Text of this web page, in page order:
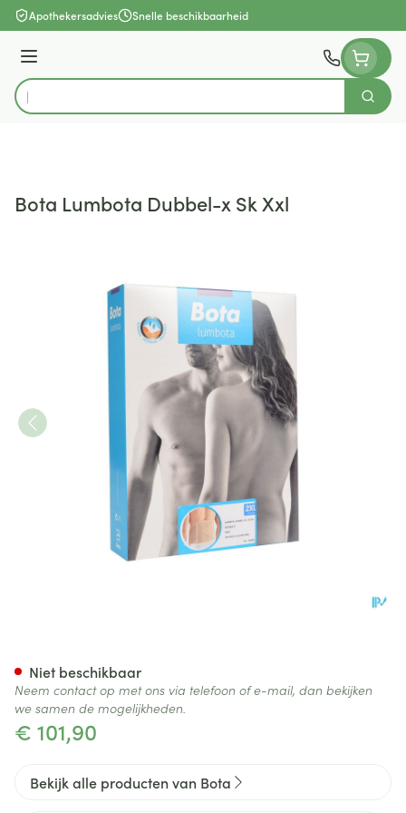
Ga naar de inhoud
Apothekersadvies Snelle beschikbaarheid
Menu
Product, merk, categorie...
Zoek
Bota Lumbota Dubbel-x Sk Xxl
€ 101,90
Niet beschikbaar
Neem contact op met ons via telefoon of e-mail, dan bekijken
we samen de mogelijkheden.
Bekijk alle producten van Bota